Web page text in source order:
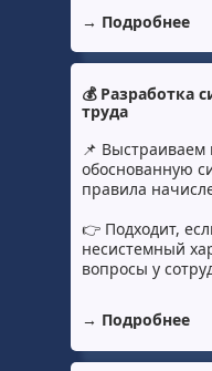
→ Подробнее
💰 Разработка
труда
📌
обоснованную
правила
👉 Подходит,
несистемный
вопросы у
→ Подробнее